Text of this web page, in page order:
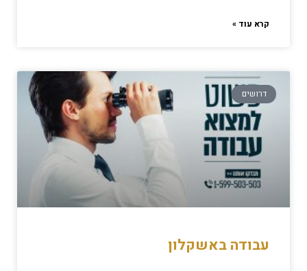
קרא עוד »
דרושים
עבודה באשקלון